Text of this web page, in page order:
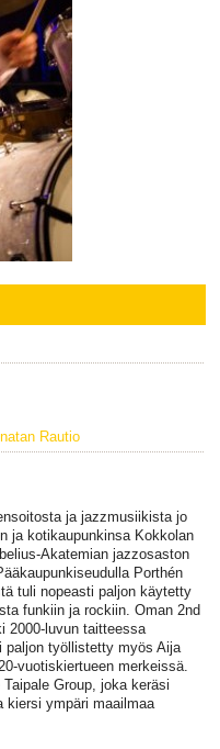
Rautio
ja jazzmusiikista jo
ja kotikaupunkinsa Kokkolan
Akatemian jazzosaston
Porthén
tuli nopeasti paljon käytetty
funkiin ja rockiin. Oman 2nd
2000-luvun taitteessa
paljon työllistetty myös Aija
vuotiskiertueen merkeissä.
Group, joka keräsi
kiersi ympäri maailmaa